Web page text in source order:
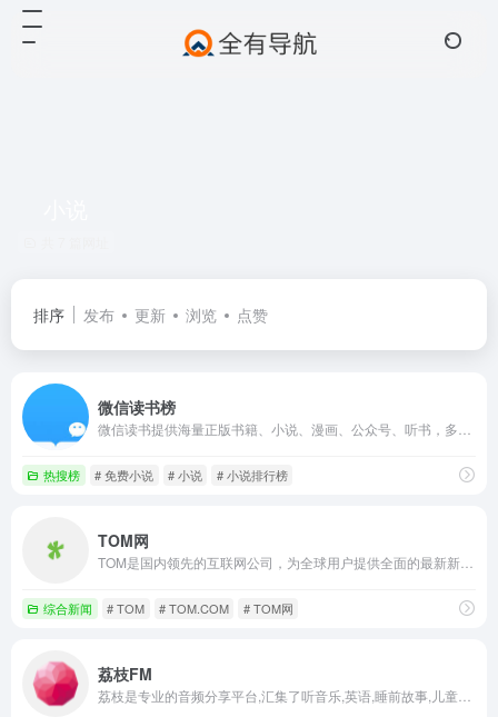
排序 发布 更新 浏览 点赞
微信读书榜
热搜榜 # 免费小说 # 小说 # 小说排行榜
TOM网
综合新闻 # TOM # TOM.COM # TOM网
荔枝FM